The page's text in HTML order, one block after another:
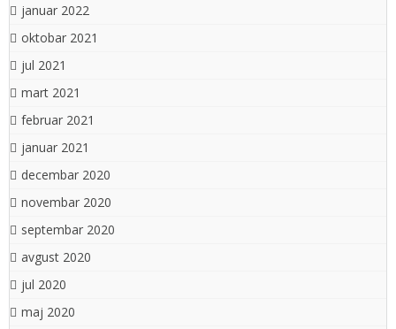
januar 2022
oktobar 2021
jul 2021
mart 2021
februar 2021
januar 2021
decembar 2020
novembar 2020
septembar 2020
avgust 2020
jul 2020
maj 2020